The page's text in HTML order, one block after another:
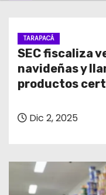
TARAPACÁ
SEC fiscaliza
navideñas y
productos
Dic 2, 2025